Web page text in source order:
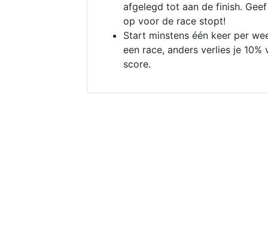
afgelegd tot aan de finish.
op voor de race stopt!
Start minstens één keer per
een race, anders verlies je 10%
score.